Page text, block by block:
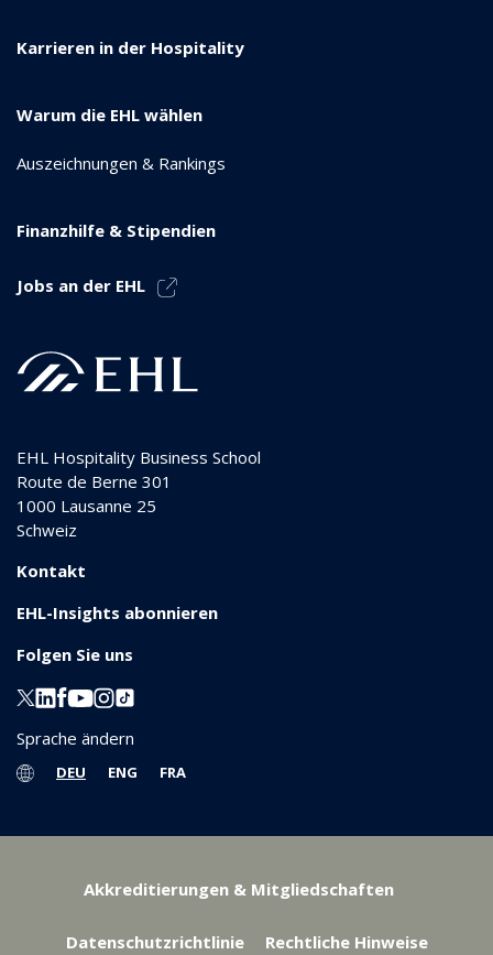
Karrieren in der Hospitality
Warum die EHL wählen
Auszeichnungen & Rankings
Finanzhilfe & Stipendien
Jobs an der EHL
EHL Hospitality Business School
Route de Berne 301
1000 Lausanne 25
Schweiz
Kontakt
EHL-Insights abonnieren
Folgen Sie uns
Sprache ändern
DEU ENG FRA
Akkreditierungen & Mitgliedschaften
Datenschutzrichtlinie Rechtliche Hinweise